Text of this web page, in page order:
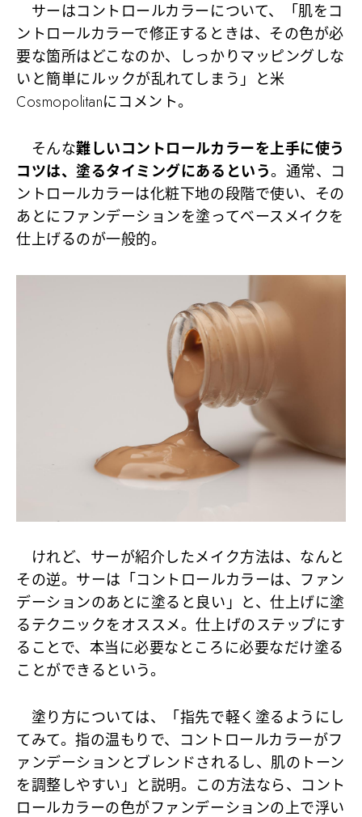
サーはコントロールカラーについて、「肌をコ
ントロールカラーで修正するときは、その色が必
要な箇所はどこなのか、しっかりマッピングしな
いと簡単にルックが乱れてしまう」と米
Cosmopolitanにコメント。
そんな難しいコントロールカラーを上手に使う
コツは、塗るタイミングにあるという。通常、コ
ントロールカラーは化粧下地の段階で使い、その
あとにファンデーションを塗ってベースメイクを
仕上げるのが一般的。
けれど、サーが紹介したメイク方法は、なんと
その逆。サーは「コントロールカラーは、ファン
デーションのあとに塗ると良い」と、仕上げに塗
るテクニックをオススメ。仕上げのステップにす
ることで、本当に必要なところに必要なだけ塗る
ことができるという。
塗り方については、「指先で軽く塗るようにし
てみて。指の温もりで、コントロールカラーがフ
ァンデーションとブレンドされるし、肌のトーン
を調整しやすい」と説明。この方法なら、コント
ロールカラーの色がファンデーションの上で浮い